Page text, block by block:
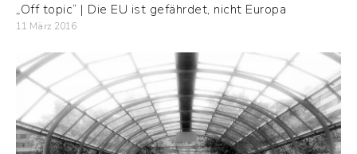
„Off topic“ | Die EU ist gefährdet, nicht Europa
11 März 2016